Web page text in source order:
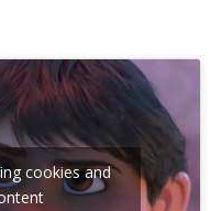
cookies and